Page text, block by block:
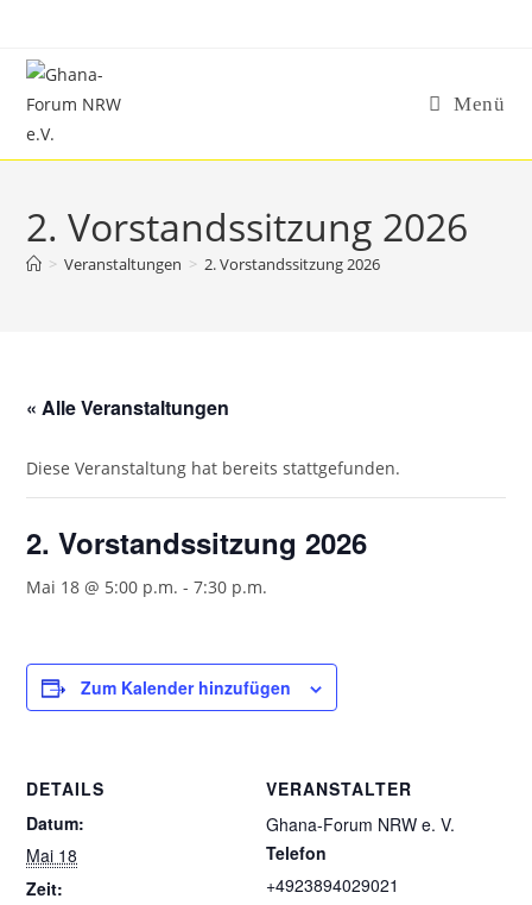
springen
Menü
2. Vorstandssitzung 2026
> Veranstaltungen > 2. Vorstandssitzung 2026
« Alle Veranstaltungen
Diese Veranstaltung hat bereits stattgefunden.
2. Vorstandssitzung 2026
Mai 18 @ 5:00 p.m. -7:30 p.m.
Zum Kalender hinzufügen
DETAILS
Datum:
Mai 18
Zeit:
VERANSTALTER
Ghana-Forum NRW e. V.
Telefon
+4923894029021